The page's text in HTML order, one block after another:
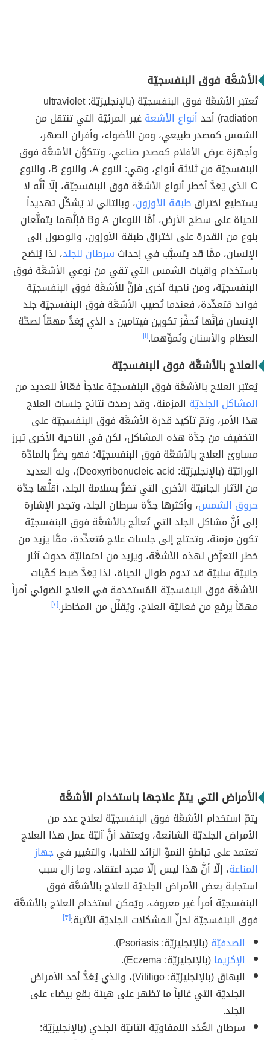
الأشعَّة فوق البنفسجيّة
تُعتبَر الأشعَّة فوق البنفسجيّة (بالإنجليزيّة: ultraviolet
radiation) أحد
أنواع الأشعةغير المرئيّة التي تنتقل من
الشمس كمصدر طبيعي، ومن الأضواء، وأفران الصهر،
وأجهزة عرض الأفلام كمصدر صناعي، وتتكوَّن الأشعَّة فوق
البنفسجيّة من ثلاثة أنواع، وهي: النوع A، والنوع B، والنوع
C الذي يُعَدُّ أخطر أنواع الأشعَّة فوق البنفسجيّة، إلّا أنَّه لا
يستطيع اختراقطبقة الأوزون، وبالتالي لا يُشكِّل تهديداً
للحياة على سطح الأرض، أمَّا النوعان A وB فإنَّهما يتمتَّعان
بنوع من القدرة على اختراق طبقة الأوزون، والوصول إلى
الإنسان، ممَّا قد يتسبَّب في إحداث سرطان للجلد، لذا يُنصَح
باستخدام واقيات الشمس التي تقي من نوعي الأشعَّة فوق
البنفسجيّة، ومن ناحية أخرى فإنَّ للأشعَّة فوق البنفسجيّة
فوائد مُتعدِّدة، فعندما تُصيب الأشعَّة فوق البنفسجيّة جلد
الإنسان فإنَّها تُحفِّز تكوين فيتامين د الذي يُعَدُّ مهمّاً لصحَّة
العظام والأسنان ونُموِّهما.[١]
العلاج بالأشعَّة فوق البنفسجيّة
يُعتبَر العلاج بالأشعَّة فوق البنفسجيّة علاجاً فعّالاً للعديد من
المشاكل الجلديّة المزمنة، وقد رصدت نتائج جلسات العلاج
هذا الأمر، وتمّ تأكيد قدرة الأشعَّة فوق البنفسجيّة على
التخفيف من حِدَّة هذه المشاكل، لكن في الناحية الأخرى تبرز
مساوئ العلاج بالأشعَّة فوق البنفسجيّة؛ فهو يضرُّ بالمادَّة
الوراثيّة (بالإنجليزيّة: Deoxyribonucleic acid)، وله العديد
من الآثار الجانبيّة الأخرى التي تضرُّ بسلامة الجلد، أقلُّها حِدَّة
حروق الشمس، وأكثرها حِدَّة سرطان الجلد، وتجدر الإشارة
إلى أنَّ مشاكل الجلد التي تُعالَج بالأشعَّة فوق البنفسجيّة
تكون مزمنة، وتحتاج إلى جلسات علاج مُتعدِّدة، ممَّا يزيد من
خطر التعرُّض لهذه الأشعَّة، ويزيد من احتماليّة حدوث آثار
جانبيّة سلبيّة قد تدوم طوال الحياة، لذا يُعَدُّ ضبط كمِّيات
الأشعَّة فوق البنفسجيّة المُستخدَمة في العلاج الضوئي أمراً
مهمّاً يرفع من فعاليّة العلاج، ويُقلِّل من المخاطر.[٢]
الأمراض التي يتمّ علاجها باستخدام الأشعَّة
يتمّ استخدام الأشعَّة فوق البنفسجيّة لعلاج عدد من
الأمراض الجلديّة الشائعة، ويُعتقَد أنَّ آليّة عمل هذا العلاج
تعتمد على تباطؤ النموِّ الزائد للخلايا، والتغيير فيجهاز
المناعة، إلّا أنَّ هذا ليس إلّا مجرد اعتقاد، وما زال سبب
استجابة بعض الأمراض الجلديّة للعلاج بالأشعَّة فوق
البنفسجيّة أمراً غير معروف، ويُمكن استخدام العلاج بالأشعَّة
فوق البنفسجيّة لحلِّ المشكلات الجلديّة الآتية:[٣]
الصدفيّة(بالإنجليزيّة: Psoriasis).
الإكزيما(بالإنجليزيّة: Eczema).
البهاق (بالإنجليزيّة: Vitiligo)، والذي يُعَدُّ أحد الأمراض
الجلديّة التي غالباً ما تظهر على هيئة بقع بيضاء على
الجلد.
سرطان الغُدَد اللمفاويّة التائيّة الجلدي (بالإنجليزيّة: